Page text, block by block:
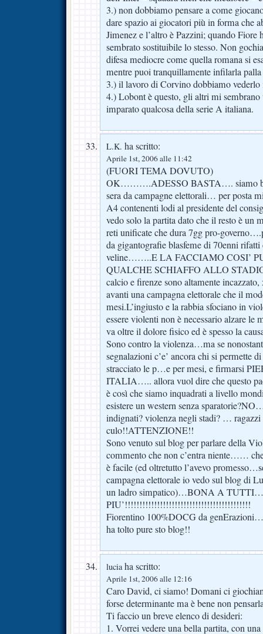
3.) non dobbiamo pensare a come
dare spazio ai giocatori più in forma che
Jimenez e l’altro è Pazzini; quando
sembrato sostituibile lo stesso. Non
difesa mediocre come quella romana si
mentre puoi tranquillamente infilarla palla
3.) il lavoro di Corvino dobbiamo vederlo
4.) Lobont è questo, gli altri mi
imparato qualcosa della serie A italiana.
L.K. ha scritto:
Aprile 1st, 2006 alle 11:42
(FUORI TEMA DOVUTO)
OK……….ADESSO BASTA…. siamo
sera da campagne elettorali… per posta
A4 contenenti lodi al presidente del
vedo solo la partita dato che il resto è un
reti unificate che dura 7gg pro-
da gigantografie blasfeme di 70enni
veline……..E LA FACCIAMO COSI’
QUALCHE SCHIAFFO ALLO
calcio e firenze sono altamente
avanti una campagna elettorale che il
mesi.L’ingiusto e la rabbia sfociano in
essere violenti non è necessario alzare le
va oltre il dolore fisico ed è spesso la
Sono contro la violenza…ma se
segnalazioni c’e’ ancora chi si permette
stracciato le p…e per mesi, e firmarsi
ITALIA….. allora vuol dire che questo
è così che siamo inquadrati a livello
esistere un western senza
indignati? violenza negli stadi? …
culo!!ATTENZIONE!!
Sono venuto sul blog per parlare della
commento che non c’entra niente……
è facile (ed oltretutto l’avevo
campagna elettorale io vedo sul blog di
un ladro simpatico)…BONA A
PIU’!!!!!!!!!!!!!!!!!!!!!!!!!!!!!!!!!!!!!!!!!!!
Fiorentino 100%DOCG da
ha tolto pure sto blog!!
luciaha scritto:
Aprile 1st, 2006 alle 12:16
Caro David, ci siamo! Domani ci
forse determinante ma è bene non
Ti faccio un breve elenco di desideri:
1. Vorrei vedere una bella partita, con